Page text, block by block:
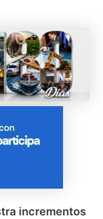
incrementos